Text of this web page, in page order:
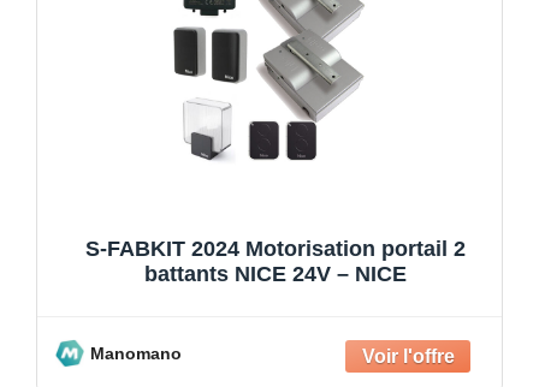
S-FABKIT 2024 Motorisation portail 2
battants NICE 24V – NICE
Manomano